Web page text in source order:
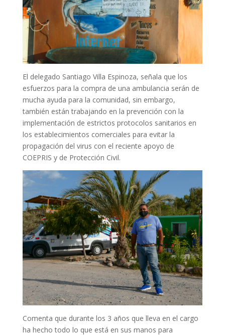
El delegado Santiago Villa Espinoza, señala que los
esfuerzos para la compra de una ambulancia serán de
mucha ayuda para la comunidad, sin embargo,
también están trabajando en la prevención con la
implementación de estrictos protocolos sanitarios en
los establecimientos comerciales para evitar la
propagación del virus con el reciente apoyo de
COEPRIS y de Protección Civil.
Comenta que durante los 3 años que lleva en el cargo
ha hecho todo lo que está en sus manos para